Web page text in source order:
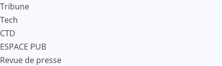
Tribune
Tech
CTD
ESPACE PUB
Revue de presse